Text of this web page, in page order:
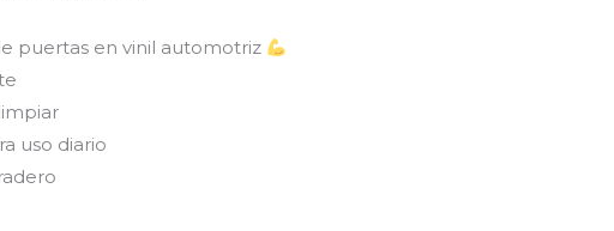
puertas en vinil automotriz
uso diario